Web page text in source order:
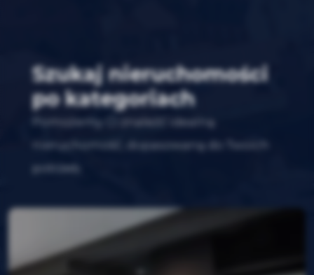
Szukaj nieruchomości
po kategoriach
Pomożemy Ci znaleźć idealną
nieruchomość, dopasowaną do Twoich
potrzeb.